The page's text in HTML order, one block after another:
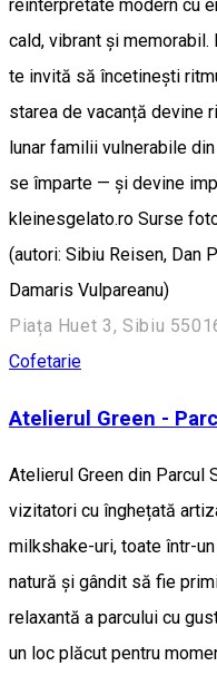
reinterpretate modern cu
cald, vibrant și
te invită să încetinești
starea de vacanță devine
lunar familii vulnerabile
se împarte — și devine
kleinesgelato.ro Surse
(autori: Sibiu Reisen, Dan
Damaris Vulpareanu)
Piața Huet 3, Sibiu
Cofetarie
Atelierul Green -
Atelierul Green din Parcul
vizitatori cu înghețată
milkshake-uri, toate într-
natură și gândit să fie
relaxantă a parcului cu
un loc plăcut pentru